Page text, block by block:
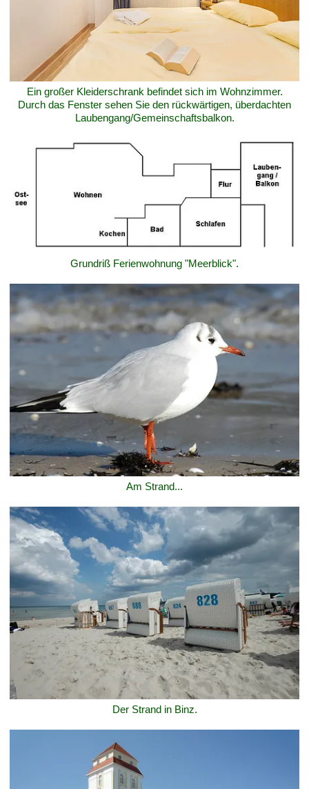
Ein großer Kleiderschrank befindet sich im Wohnzimmer.
Durch das Fenster sehen Sie den rückwärtigen, überdachten
Laubengang/Gemeinschaftsbalkon.
Grundriß Ferienwohnung "Meerblick".
Am Strand...
Der Strand in Binz.